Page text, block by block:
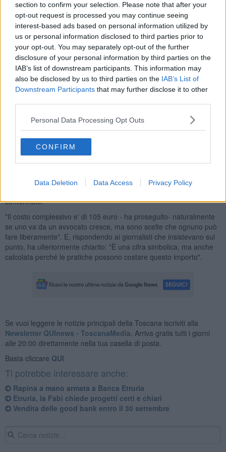
section to confirm your selection. Please note that after your
opt-out request is processed you may continue seeing
interest-based ads based on personal information utilized by
us or personal information disclosed to third parties prior to
your opt-out. You may separately opt-out of the further
disclosure of your personal information by third parties on the
IAB’s list of downstream participants. This information may
also be disclosed by us to third parties on the IAB’s List of
Downstream Participants that may further disclose it to other
Personal Data Processing Opt Outs
CONFIRM
Data Deletion Data Access Privacy Policy
presenta istanza di risarcimento.
Stiamo individuando un capofila in un'associazione dei
consumatori, ma i cittadini qualunque via abbiano adito, si siano
rivolti alle agenzie dei consumatori o abbiano fatto ricorso alle vie
legali, possono essere risarciti con questi 100 euro". Pertanto, e' il
concetto di fondo ribadito dall'assessore Barni, "questi 100 euro
andranno tutti ai cittadini". Questa cifra viene basata sulla
previsione che, alla fine, a intentare una causa contro gli istituti
travolti dal crack sarannocirca 2.000 toscani
D'altro canto, a precisa domanda la vice-presidente Barni ha
confermato che i 100 euro sono stati calcolati sull'effettivo costo per
espletamento della pratica: "Abbiamo fatto una stima e rispetto
un ristoro che dovrebbe coprire quelle che sono le uscite di questi
confermato.
"Il costo complessivo e' di 105 euro - ha proseguito- naturalmente
se uno va da un avvocato cresce, ma sono scelte che ognuno può
fare liberamente". E, rispondendo ai giornalisti che insistevano sul
punto, ha ulteriormente chiarito: "È una cifra simbolica, ma anche
calcolata perché le pratiche possono costare questo importo".
Se vuoi leggere le notizie principali della Toscana iscriviti alla
Newsletter QUInews - ToscanaMedia. Arriva gratis tutti i giorni
alle 20:00 direttamente nella tua casella di posta.
Basta cliccare QUI
Ti potrebbe interessare anche:
Rapina a mano armata a Banca Etruria
Etruria, la Fabi chiede progetti certi e chiari
Vendita delle good bank entro il 30 settembre